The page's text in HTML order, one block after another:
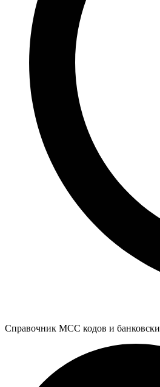
Справочник MCC кодов и